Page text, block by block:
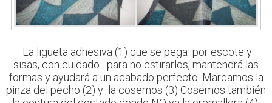
La ligueta adhesiva (1) que se pega por escote y
sisas, con cuidado para no estirarlos, mantendrá las
formas y ayudará a un acabado perfecto. Marcamos la
pinza del pecho (2) y la cosemos (3) Cosemos también